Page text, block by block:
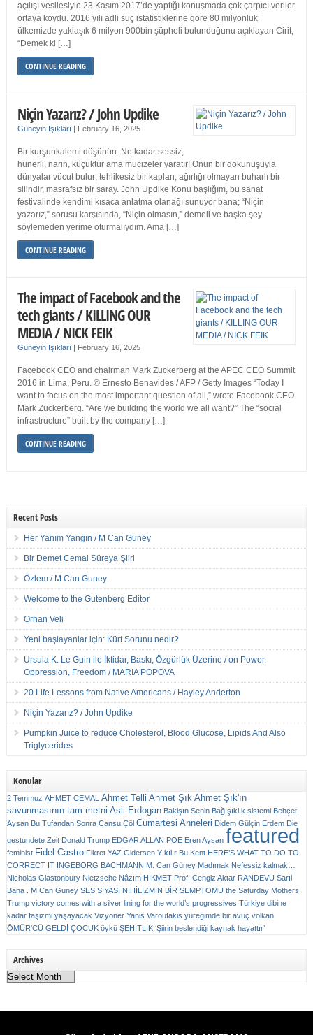
açılışı vesilesiyle 23 Kasım 2017’de yaptığı konuşmada çok çarpıcı veriler
ortaya koydu. 2016 yılı adli suç istatistiklerine göre 80 milyonluk
ülkemizde yaklaşık 6 milyon 900bin şüpheli bulunduğunu açıklayan Cirit;
“Demek ki […]
CONTINUE READING
Niçin Yazarız? / John Updike
Güneyin Işıkları | February 16, 2025
Bir kurşunkalemi düşünün. Ne kadar sessiz,
hünerli, narin, küçüktür ama mucizeler yaratır! Onun bir dokunuşuyla
dünyalar vücut bulur; tehlikesiz bir kaplan, ağırlığı olmayan buharlı bir
silindir, masrafsız bir saray. John Updike Konu başlığım, bu sanat
festivalinde kendimi kısaca anlatma olanağı sunuyor bana; “Niçin
yazarız,” sorusu karşısında, “Niçin olmasın,” demeli ve başka şey
söylemeden yerime oturmalıydım. Ama […]
CONTINUE READING
The impact of Facebook and the
tech giants / KILLING OUR
MEDIA / NICK FEIK
Güneyin Işıkları | February 16, 2025
Facebook CEO and chairman Mark Zuckerberg at the APEC CEO Summit
2016 in Lima, Peru. © Ernesto Benavides / AFP / Getty Images “Today I
want to focus on the most important question of all,” wrote Facebook CEO
Mark Zuckerberg. “Are we building the world we all want?” The “social
infrastructure” built by the company […]
CONTINUE READING
Recent Posts
Her Yanım Yangın / M Can Guney
Bir Demet Cemal Süreya Şiiri
Özlem / M Can Guney
Welcome to the Gutenberg Editor
Orhan Veli
Yeni başlayanlar için: Kürt Sorunu nedir?
Ursula K. Le Guin ile İktidar, Baskı, Özgürlük Üzerine / on Power,
Oppression, Freedom / MARIA POPOVA
20 Life Lessons from Native Americans / Hayley Anderton
Niçin Yazarız? / John Updike
Pumpkin Juice to reduce Cholesterol, Blood Glucose, Lipids And Also
Triglycerides
Konular
2 Temmuz AHMET CEMAL Ahmet Telli Ahmet Şık Ahmet Şık'ın
savunmasının tam metni Asli Erdogan Bakişın Senin Bağışıklık sistemi Behçet
Aysan Bu Tufandan Sonra Cansu Çöl Cumartesi Anneleri Didem Gülçin Erdem Die
gestundete Zeit Donald Trump EDGAR ALLAN POE Eren Aysan featured
feminist Fidel Castro Fikret YAZ Gidersen Yıkılır Bu Kent HERE’S WHAT TO DO TO
CORRECT IT INGEBORG BACHMANN M. Can Güney Madımak Nefessiz kalmak…
Nicholas Glastonbury Nietzsche Nâzım HİKMET Prof. Cengiz Aktar RANDEVU Sarıl
Bana . M Can Güney SES SİYASİ NİHİLİZMİN BİR SEMPTOMU the Saturday Mothers
Trump victory comes with a silver lining for the world’s progressives Türkiye dibine
kadar faşizmi yaşayacak Vizyoner Yanis Varoufakis yüreğimde bir avuç volkan
ÖMÜR'CÜ GELDİ ÇOCUK öykü ŞEHİTLİK ‘Şiirin beslendiği kaynak hayattır’
Archives
Archives